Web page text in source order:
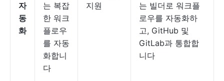
자
동
화
는 복잡
한 워크
플로우
를 자동
화합니
다
지원
는 빌더로 워크플
로우를 자동화하
고, GitHub 및
GitLab과 통합합
니다